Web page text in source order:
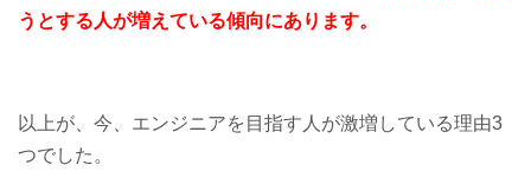
うとする人が増えている傾向にあります。
以上が、今、エンジニアを目指す人が激増している理由3
つでした。